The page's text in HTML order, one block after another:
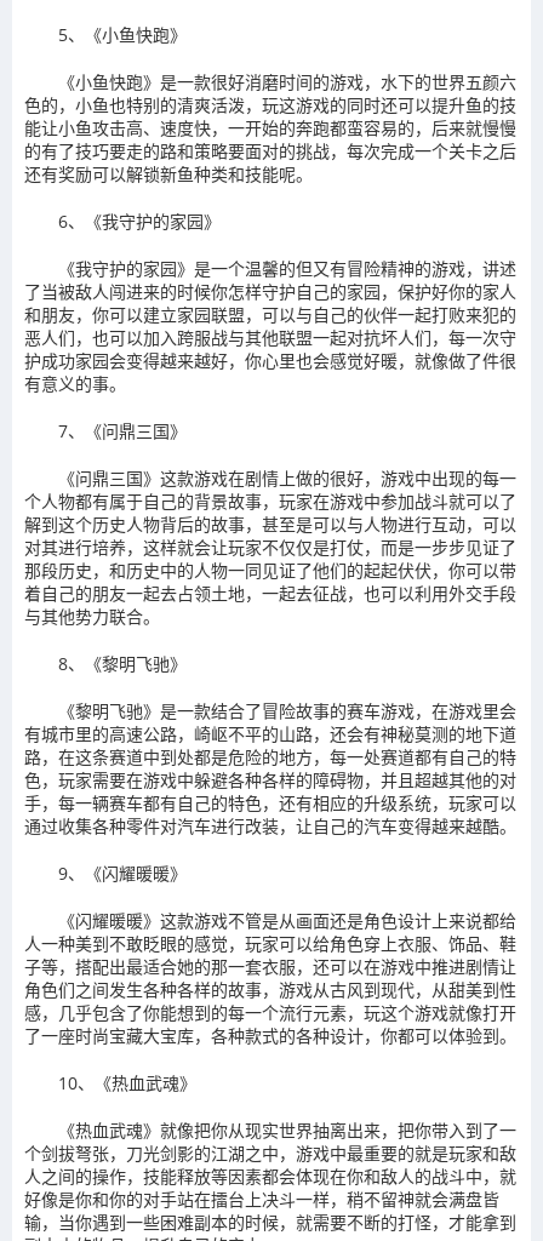
5、《小鱼快跑》
《小鱼快跑》是一款很好消磨时间的游戏，水下的世界五颜六
色的，小鱼也特别的清爽活泼，玩这游戏的同时还可以提升鱼的技
能让小鱼攻击高、速度快，一开始的奔跑都蛮容易的，后来就慢慢
的有了技巧要走的路和策略要面对的挑战，每次完成一个关卡之后
还有奖励可以解锁新鱼种类和技能呢。
6、《我守护的家园》
《我守护的家园》是一个温馨的但又有冒险精神的游戏，讲述
了当被敌人闯进来的时候你怎样守护自己的家园，保护好你的家人
和朋友，你可以建立家园联盟，可以与自己的伙伴一起打败来犯的
恶人们，也可以加入跨服战与其他联盟一起对抗坏人们，每一次守
护成功家园会变得越来越好，你心里也会感觉好暖，就像做了件很
有意义的事。
7、《问鼎三国》
《问鼎三国》这款游戏在剧情上做的很好，游戏中出现的每一
个人物都有属于自己的背景故事，玩家在游戏中参加战斗就可以了
解到这个历史人物背后的故事，甚至是可以与人物进行互动，可以
对其进行培养，这样就会让玩家不仅仅是打仗，而是一步步见证了
那段历史，和历史中的人物一同见证了他们的起起伏伏，你可以带
着自己的朋友一起去占领土地，一起去征战，也可以利用外交手段
与其他势力联合。
8、《黎明飞驰》
《黎明飞驰》是一款结合了冒险故事的赛车游戏，在游戏里会
有城市里的高速公路，崎岖不平的山路，还会有神秘莫测的地下道
路，在这条赛道中到处都是危险的地方，每一处赛道都有自己的特
色，玩家需要在游戏中躲避各种各样的障碍物，并且超越其他的对
手，每一辆赛车都有自己的特色，还有相应的升级系统，玩家可以
通过收集各种零件对汽车进行改装，让自己的汽车变得越来越酷。
9、《闪耀暖暖》
《闪耀暖暖》这款游戏不管是从画面还是角色设计上来说都给
人一种美到不敢眨眼的感觉，玩家可以给角色穿上衣服、饰品、鞋
子等，搭配出最适合她的那一套衣服，还可以在游戏中推进剧情让
角色们之间发生各种各样的故事，游戏从古风到现代，从甜美到性
感，几乎包含了你能想到的每一个流行元素，玩这个游戏就像打开
了一座时尚宝藏大宝库，各种款式的各种设计，你都可以体验到。
10、《热血武魂》
《热血武魂》就像把你从现实世界抽离出来，把你带入到了一
个剑拔弩张，刀光剑影的江湖之中，游戏中最重要的就是玩家和敌
人之间的操作，技能释放等因素都会体现在你和敌人的战斗中，就
好像是你和你的对手站在擂台上决斗一样，稍不留神就会满盘皆
输，当你遇到一些困难副本的时候，就需要不断的打怪，才能拿到